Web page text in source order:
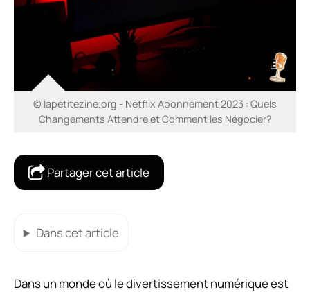
© lapetitezine.org - Netflix Abonnement 2023 : Quels
Changements Attendre et Comment les Négocier?
Partager cet article
Dans cet article
Dans un monde où le divertissement numérique est